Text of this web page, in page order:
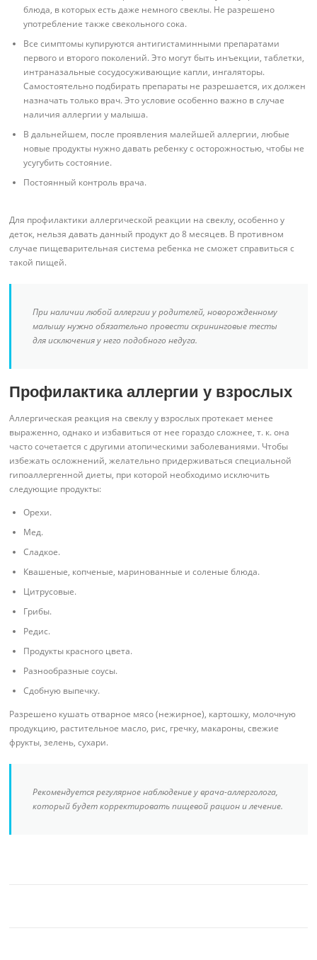
блюда, в которых есть даже немного свеклы. Не разрешено
употребление также свекольного сока.
Все симптомы купируются антигистаминными препаратами
первого и второго поколений. Это могут быть инъекции, таблетки,
интраназальные сосудосуживающие капли, ингаляторы.
Самостоятельно подбирать препараты не разрешается, их должен
назначать только врач. Это условие особенно важно в случае
наличия аллергии у малыша.
В дальнейшем, после проявления малейшей аллергии, любые
новые продукты нужно давать ребенку с осторожностью, чтобы не
усугубить состояние.
Постоянный контроль врача.
Для профилактики аллергической реакции на свеклу, особенно у
деток, нельзя давать данный продукт до 8 месяцев. В противном
случае пищеварительная система ребенка не сможет справиться с
такой пищей.
При наличии любой аллергии у родителей, новорожденному
малышу нужно обязательно провести скрининговые тесты
для исключения у него подобного недуга.
Профилактика аллергии у взрослых
Аллергическая реакция на свеклу у взрослых протекает менее
выраженно, однако и избавиться от нее гораздо сложнее, т. к. она
часто сочетается с другими атопическими заболеваниями. Чтобы
избежать осложнений, желательно придерживаться специальной
гипоаллергенной диеты, при которой необходимо исключить
следующие продукты:
Орехи.
Мед.
Сладкое.
Квашеные, копченые, маринованные и соленые блюда.
Цитрусовые.
Грибы.
Редис.
Продукты красного цвета.
Разнообразные соусы.
Сдобную выпечку.
Разрешено кушать отварное мясо (нежирное), картошку, молочную
продукцию, растительное масло, рис, гречку, макароны, свежие
фрукты, зелень, сухари.
Рекомендуется регулярное наблюдение у врача-аллерголога,
который будет корректировать пищевой рацион и лечение.